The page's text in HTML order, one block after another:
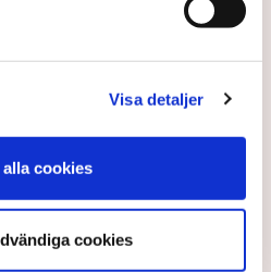
Visa detaljer
cookies
cookies
stoppats av aktivister
agerande vid